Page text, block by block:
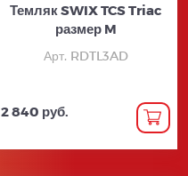
Темляк SWIX TCS Triac
размер M
Арт. RDTL3AD
2 840 руб.